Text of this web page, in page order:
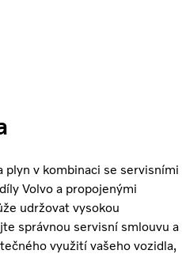
plyn v kombinaci se servisními
Volvo a propojenými
udržovat vysokou
správnou servisní smlouvu a
využití vašeho vozidla,